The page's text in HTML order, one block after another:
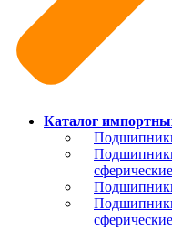
Каталог
сферические
сферические